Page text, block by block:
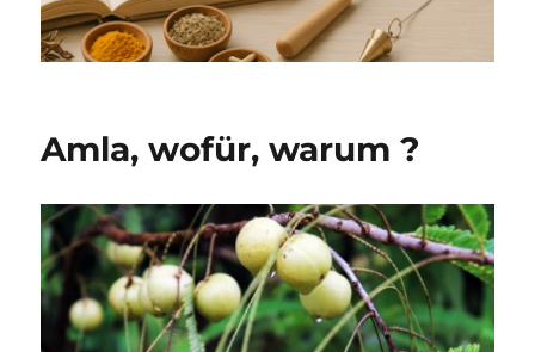
Amla, wofür, warum ?